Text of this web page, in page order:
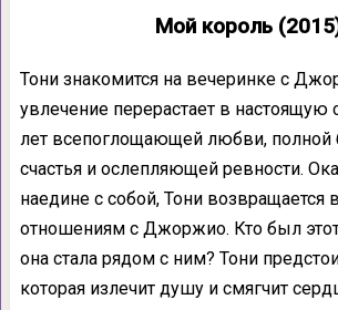
Мой король
Тони знакомится на вечеринке с
увлечение перерастает в настоящую
лет всепоглощающей любви, полной
счастья и ослепляющей ревности.
наедине с собой, Тони возвращается
отношениям с Джоржио. Кто был
она стала рядом с ним? Тони
которая излечит душу и смягчит